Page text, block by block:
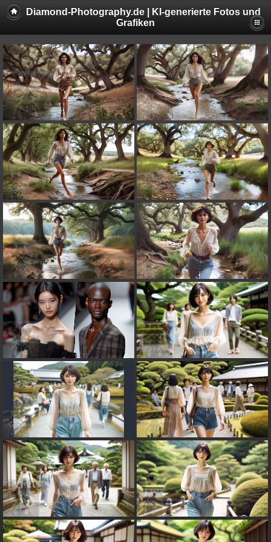
Diamond-Photography.de | KI-generierte Fotos und
Grafiken